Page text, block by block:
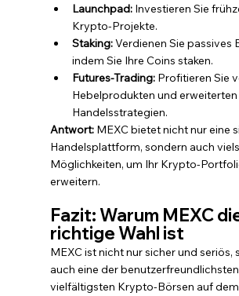
Launchpad: Investieren Sie
Krypto-Projekte.
Staking: Verdienen Sie passives
indem Sie Ihre Coins staken.
Futures-Trading: Profitieren Sie
Hebelprodukten und erweiterten
Handelsstrategien.
Antwort: MEXC bietet nicht nur eine
Handelsplattform, sondern auch
Möglichkeiten, um Ihr Krypto-
erweitern.
Fazit: Warum MEXC
richtige Wahl ist
MEXC ist nicht nur sicher und seriös,
auch eine der
vielfältigsten Krypto-Börsen auf